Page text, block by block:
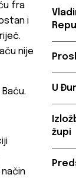
fra
i
nije
U
župi